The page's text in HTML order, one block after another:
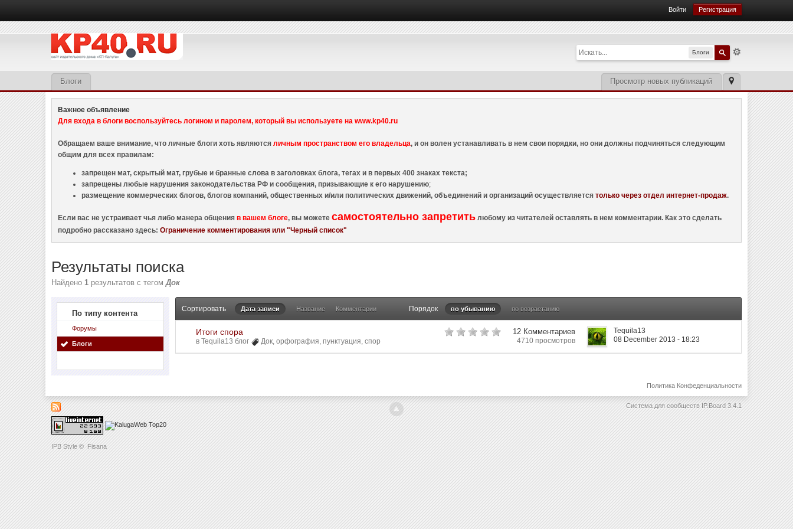
IPB Style © Fisana
Войти Регистрация
Блоги
Просмотр новых публикаций
Блоги
Важное объявление
Для входа в блоги воспользуйтесь логином и паролем, который вы используете на www.kp40.ru
Обращаем ваше внимание, что личные блоги хоть являютсяличным пространством его владельца, и он волен устанавливать в нем свои порядки, но они должны подчиняться следующим
общим для всех правилам:
запрещен мат, скрытый мат, грубые и бранные слова в заголовках блога, тегах и в первых 400 знаках текста;
запрещены любые нарушения законодательства РФ и сообщения, призывающие к его нарушению;
размещение коммерческих блогов, блогов компаний, общественных и/или политических движений, объединений и организаций осуществляетсятолько через отдел интернет-продаж.
Если вас не устраивает чья либо манера общенияв вашем блоге, вы можетесамостоятельно запретить любому из читателей оставлять в нем комментарии. Как это сделать
подробно рассказано здесь:Ограничение комментирования или "Черный список"
Результаты поиска
Найдено1 результатов с тегомДок
По типу контента
Форумы
Блоги
Сортировать Дата записи Название Комментарии Порядок по убыванию по возрастанию
Итоги спора
вTequila13 блог Док,орфография,пунктуация,спор
12 Комментариев
4710 просмотров
Tequila13
08 December 2013 - 18:23
Политика Конфеденциальности
Система для сообществ IP.Board 3.4.1